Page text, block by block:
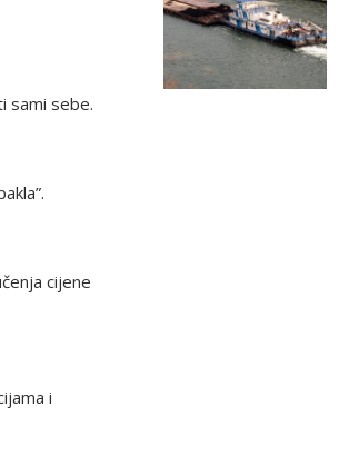
sami sebe.
cijene
i